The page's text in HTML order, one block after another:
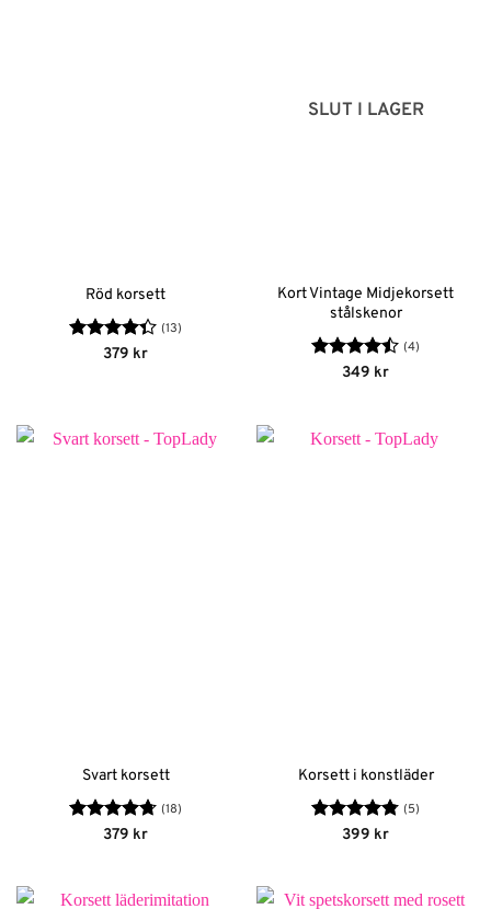
Röd korsett
Betygsatt
(13)
379 kr
SLUT I LAGER
Kort Vintage Midjekorsett
stålskenor
Betygsatt
(4)
349 kr
Svart korsett
Betygsatt
(18)
379 kr
Korsett i konstläder
Betygsatt
(5)
399 kr